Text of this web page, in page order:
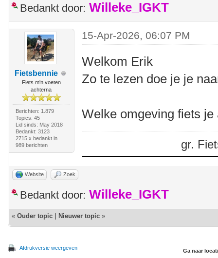
Bedankt door: Willeke_IGKT
Fietsbennie
Fiets m'n voeten
achterna
Berichten: 1.879
Topics: 45
Lid sinds: May 2018
Bedankt: 3123
2715 x bedankt in
989 berichten
15-Apr-2026, 06:07 PM
Welkom Erik
Zo te lezen doe je je
Welke omgeving fiets
gr.
Website Zoek
Bedankt door: Willeke_IGKT
« Ouder topic Nieuwer topic »
Afdrukversie weergeven Ga naar